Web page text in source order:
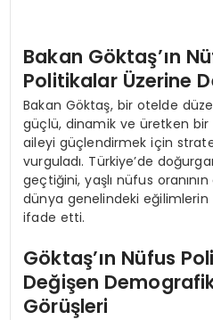
Bakan Göktaş’ın
Politikalar Üzerine
Bakan Göktaş, bir otelde
güçlü, dinamik ve üretken bir
aileyi güçlendirmek için
vurguladı. Türkiye’de
geçtiğini, yaşlı nüfus
dünya genelindeki eğilimlerin
ifade etti.
Göktaş’ın Nüfus
Değişen
Görüşleri